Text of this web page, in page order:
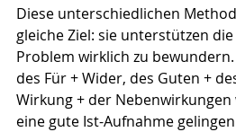
Diese unterschiedlichen
gleiche Ziel: sie unterstützen
Problem wirklich zu
des Für + Wider, des Guten +
Wirkung + der
eine gute Ist-Aufnahme